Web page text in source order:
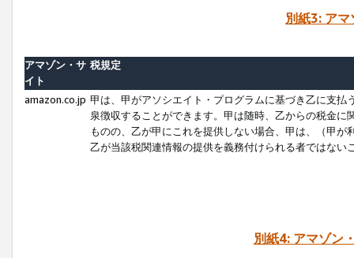
別紙3: ア
アマゾン・サ
イト
税規定
amazon.co.jp 甲は、甲がアソシエイト・プログラムに基づき乙に支
泉徴収することができます。甲は随時、乙からの税金
ものの、乙が甲にこれを提供しない場合、甲は、（甲
乙が当該税関連情報の提供を義務付けられる者ではな
別紙4: アマゾン